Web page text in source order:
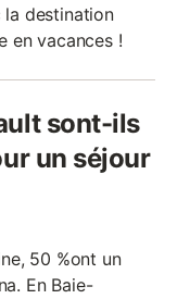
la destination
en vacances !
sont-ils
un séjour
50 %ont un
En Baie-